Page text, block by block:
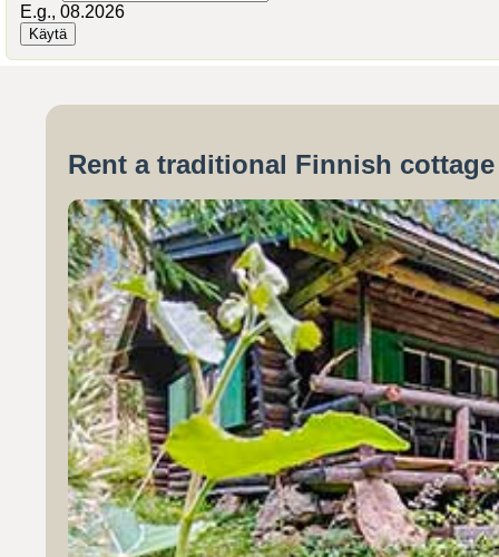
E.g., 08.2026
Rent a traditional Finnish